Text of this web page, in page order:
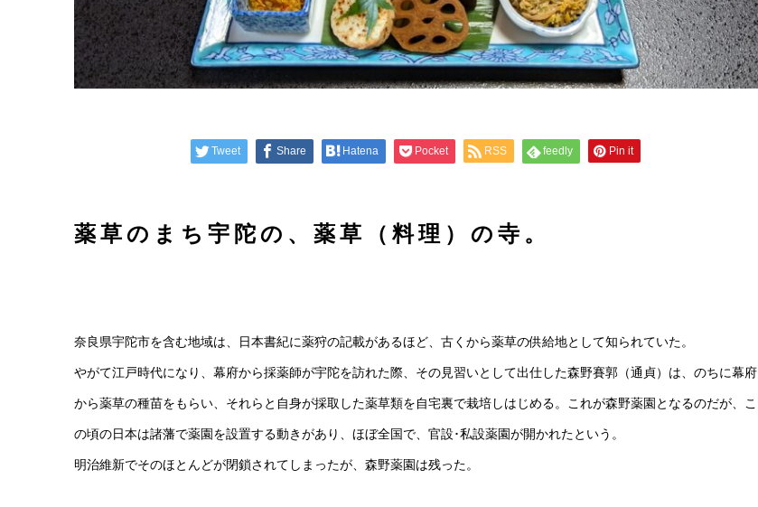
Tweet Share Hatena Pocket RSS feedly Pin it
薬草のまち宇陀の、薬草（料理）の寺。
奈良県宇陀市を含む地域は、日本書紀に薬狩の記載があるほど、古くから薬草の供給地として知られていた。
やがて江戸時代になり、幕府から採薬師が宇陀を訪れた際、その見習いとして出仕した森野賽郭（通貞）は、のちに幕府
から薬草の種苗をもらい、それらと自身が採取した薬草類を自宅裏で栽培しはじめる。これが森野薬園となるのだが、こ
の頃の日本は諸藩で薬園を設置する動きがあり、ほぼ全国で、官設･私設薬園が開かれたという。
明治維新でそのほとんどが閉鎖されてしまったが、森野薬園は残った。